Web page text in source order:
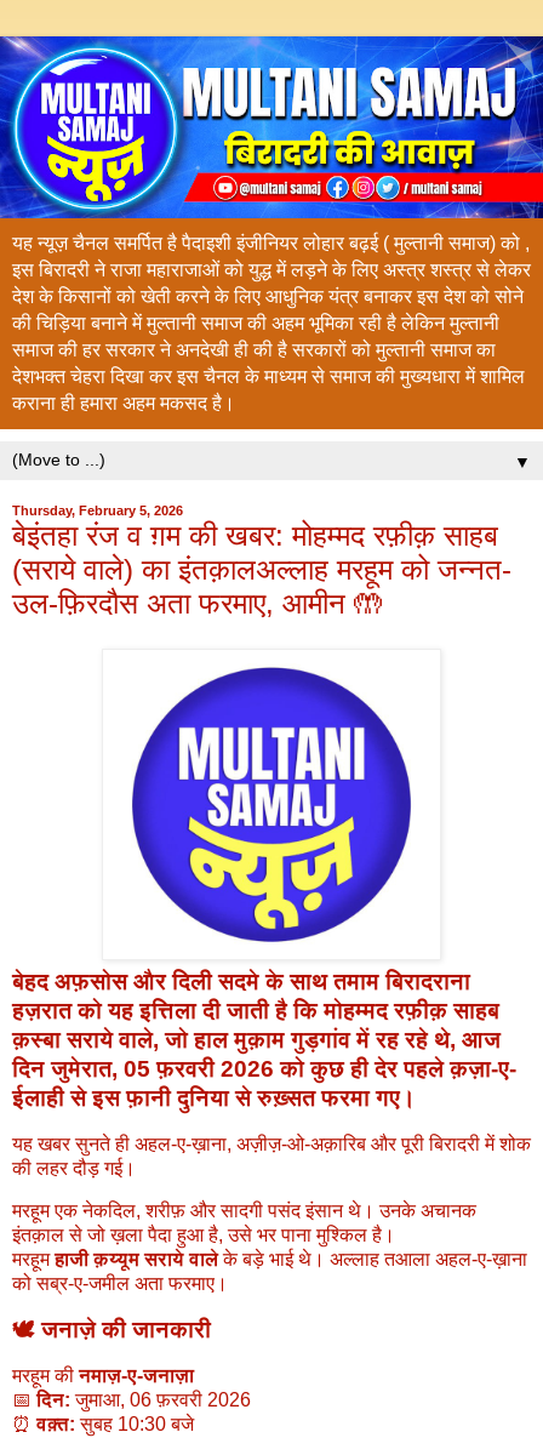
यह न्यूज़ चैनल समर्पित है पैदाइशी इंजीनियर लोहार बढ़ई ( मुल्तानी समाज) को ,
इस बिरादरी ने राजा महाराजाओं को युद्ध में लड़ने के लिए अस्त्र शस्त्र से लेकर
देश के किसानों को खेती करने के लिए आधुनिक यंत्र बनाकर इस देश को सोने
की चिड़िया बनाने में मुल्तानी समाज की अहम भूमिका रही है लेकिन मुल्तानी
समाज की हर सरकार ने अनदेखी ही की है सरकारों को मुल्तानी समाज का
देशभक्त चेहरा दिखा कर इस चैनल के माध्यम से समाज की मुख्यधारा में शामिल
कराना ही हमारा अहम मकसद है।
▼
Thursday, February 5, 2026
बेइंतहा रंज व ग़म की खबर: मोहम्मद रफ़ीक़ साहब
(सराये वाले) का इंतक़ालअल्लाह मरहूम को जन्नत-
उल-फ़िरदौस अता फरमाए, आमीन 🤲
बेहद अफ़सोस और दिली सदमे के साथ तमाम बिरादराना
हज़रात को यह इत्तिला दी जाती है किमोहम्मद रफ़ीक़ साहब
क़स्बा सराये वाले, जो हाल मुक़ामगुड़गांवमें रह रहे थे, आज
दिन जुमेरात, 05 फ़रवरी 2026 को कुछ ही देर पहले क़ज़ा-ए-
ईलाही से इस फ़ानी दुनिया से रुख़्सत फरमा गए।
यह खबर सुनते ही अहल-ए-ख़ाना, अज़ीज़-ओ-अक़ारिब और पूरी बिरादरी में शोक
की लहर दौड़ गई।
मरहूम एक नेकदिल, शरीफ़ और सादगी पसंद इंसान थे। उनके अचानक
इंतक़ाल से जो ख़ला पैदा हुआ है, उसे भर पाना मुश्किल है।
मरहूमहाजी क़य्यूम सराये वालेके बड़े भाई थे। अल्लाह तआला अहल-ए-ख़ाना
को सब्र-ए-जमील अता फरमाए।
🕊️जनाज़े की जानकारी
मरहूम कीनमाज़-ए-जनाज़ा
📅दिन: जुमाआ, 06 फ़रवरी 2026
⏰वक़्त: सुबह 10:30 बजे